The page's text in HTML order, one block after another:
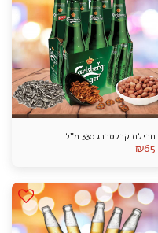
חבילת קרלסברג 330 מ"ל
₪65